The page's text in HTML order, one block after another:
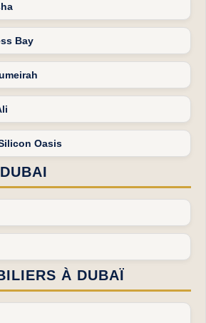
Bay
Oasis
À DUBAÏ